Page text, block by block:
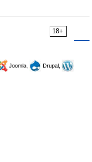
18+
Joomla,
Drupal,